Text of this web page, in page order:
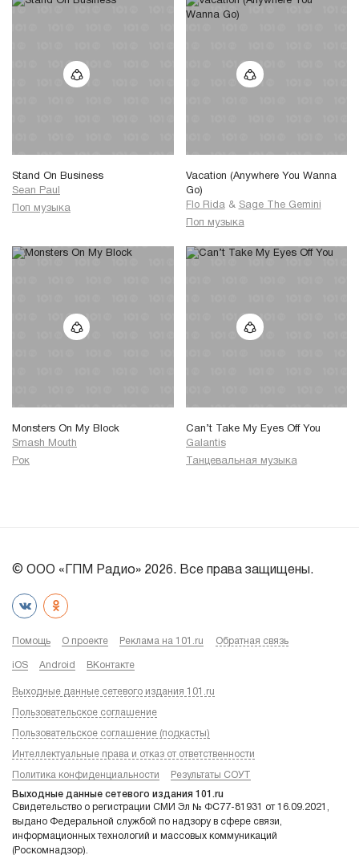
Stand On Business
Sean Paul
Поп музыка
Vacation (Anywhere You Wanna
Go)
Flo Rida & Sage The Gemini
Поп музыка
Monsters On My Block
Smash Mouth
Рок
Can’t Take My Eyes Off You
Galantis
Танцевальная музыка
© ООО «ГПМ Радио» 2026. Все права защищены.
Помощь О проекте Реклама на 101.ru Обратная связь
iOS Android ВКонтакте
Выходные данные сетевого издания 101.ru
Пользовательское соглашение
Пользовательское соглашение (подкасты)
Интеллектуальные права и отказ от ответственности
Политика конфиденциальности Результаты СОУТ
Выходные данные сетевого издания 101.ru
Свидетельство о регистрации СМИ Эл № ФС77-81931 от 16.09.2021,
выдано Федеральной службой по надзору в сфере связи,
информационных технологий и массовых коммуникаций
(Роскомнадзор).